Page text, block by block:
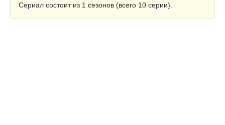
Сериал состоит из 1 сезонов (всего 10 серии).